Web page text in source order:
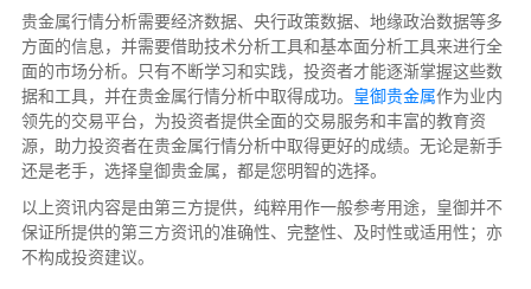
贵金属行情分析需要经济数据、央行政策数据、地缘政治数据等多
方面的信息，并需要借助技术分析工具和基本面分析工具来进行全
面的市场分析。只有不断学习和实践，投资者才能逐渐掌握这些数
据和工具，并在贵金属行情分析中取得成功。 皇御贵金属作为业内
领先的交易平台，为投资者提供全面的交易服务和丰富的教育资
源，助力投资者在贵金属行情分析中取得更好的成绩。无论是新手
还是老手，选择皇御贵金属，都是您明智的选择。
以上资讯内容是由第三方提供，纯粹用作一般参考用途，皇御并不
保证所提供的第三方资讯的准确性、完整性、及时性或适用性；亦
不构成投资建议。